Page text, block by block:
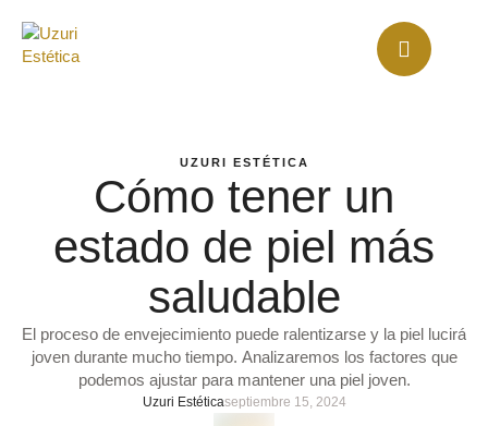
UZURI ESTÉTICA
Cómo tener un
estado de piel más
saludable
El proceso de envejecimiento puede ralentizarse y la piel lucirá
joven durante mucho tiempo. Analizaremos los factores que
podemos ajustar para mantener una piel joven.
Uzuri Estéticaseptiembre 15, 2024